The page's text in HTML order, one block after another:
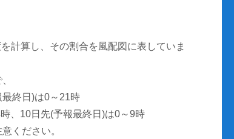
計算し、その割合を風配図に表していま
終日)は0～21時
、10日先(予報最終日)は0～9時
ください。